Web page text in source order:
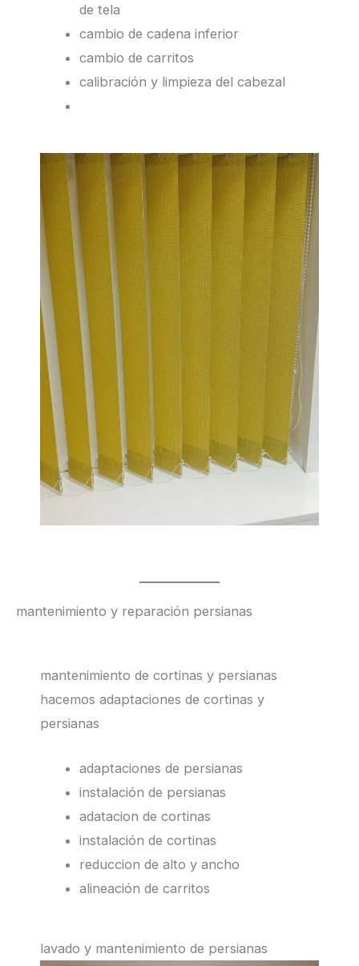
de tela
cambio de cadena inferior
cambio de carritos
calibración y limpieza del cabezal
mantenimiento y reparación persianas
mantenimiento de cortinas y persianas
hacemos adaptaciones de cortinas y
persianas
adaptaciones de persianas
instalación de persianas
adatacion de cortinas
instalación de cortinas
reduccion de alto y ancho
alineación de carritos
lavado y mantenimiento de persianas